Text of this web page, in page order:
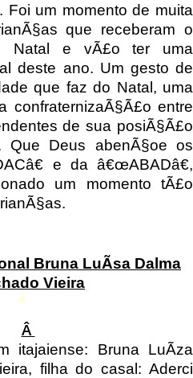
Foi um momento de muita
que receberam o
Natal e vÃ£o ter uma
deste ano. Um gesto de
que faz do Natal, uma
confraternizaÃ§Ã£o entre
de sua posiÃ§Ã£o
Que Deus abenÃ§oe os
e da â€œABADâ€,
um momento tÃ£o
Bruna LuÃ­sa Dalma
Vieira
Â
Â
Bruna LuÃ­za
filha do casal: Aderci